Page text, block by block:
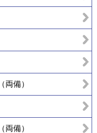
両備）
両備）